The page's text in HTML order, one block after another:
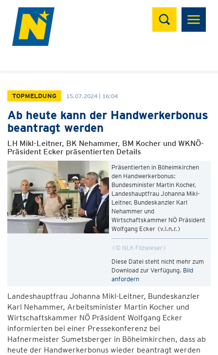
Suchen
TOPMELDUNG 15.07.2024 | 16:04
Ab heute kann der Handwerkerbonus
beantragt werden
LH Mikl-Leitner, BK Nehammer, BM Kocher und WKNÖ-
Präsident Ecker präsentierten Details
Präsentierten in Böheimkirchen
den Handwerkerbonus:
Bundesminister Martin Kocher,
Landeshauptfrau Johanna Mikl-
Leitner, Bundeskanzler Karl
Nehammer und
Wirtschaftskammer NÖ Präsident
Wolfgang Ecker (v.l.n.r.)
© NLK Filzwieser
Diese Datei steht nicht mehr zum
Download zur Verfügung. Bild
anfordern
Landeshauptfrau Johanna Mikl-Leitner, Bundeskanzler
Karl Nehammer, Arbeitsminister Martin Kocher und
Wirtschaftskammer NÖ Präsident Wolfgang Ecker
informierten bei einer Pressekonferenz bei
Hafnermeister Sumetsberger in Böheimkirchen, dass ab
heute der Handwerkerbonus wieder beantragt werden